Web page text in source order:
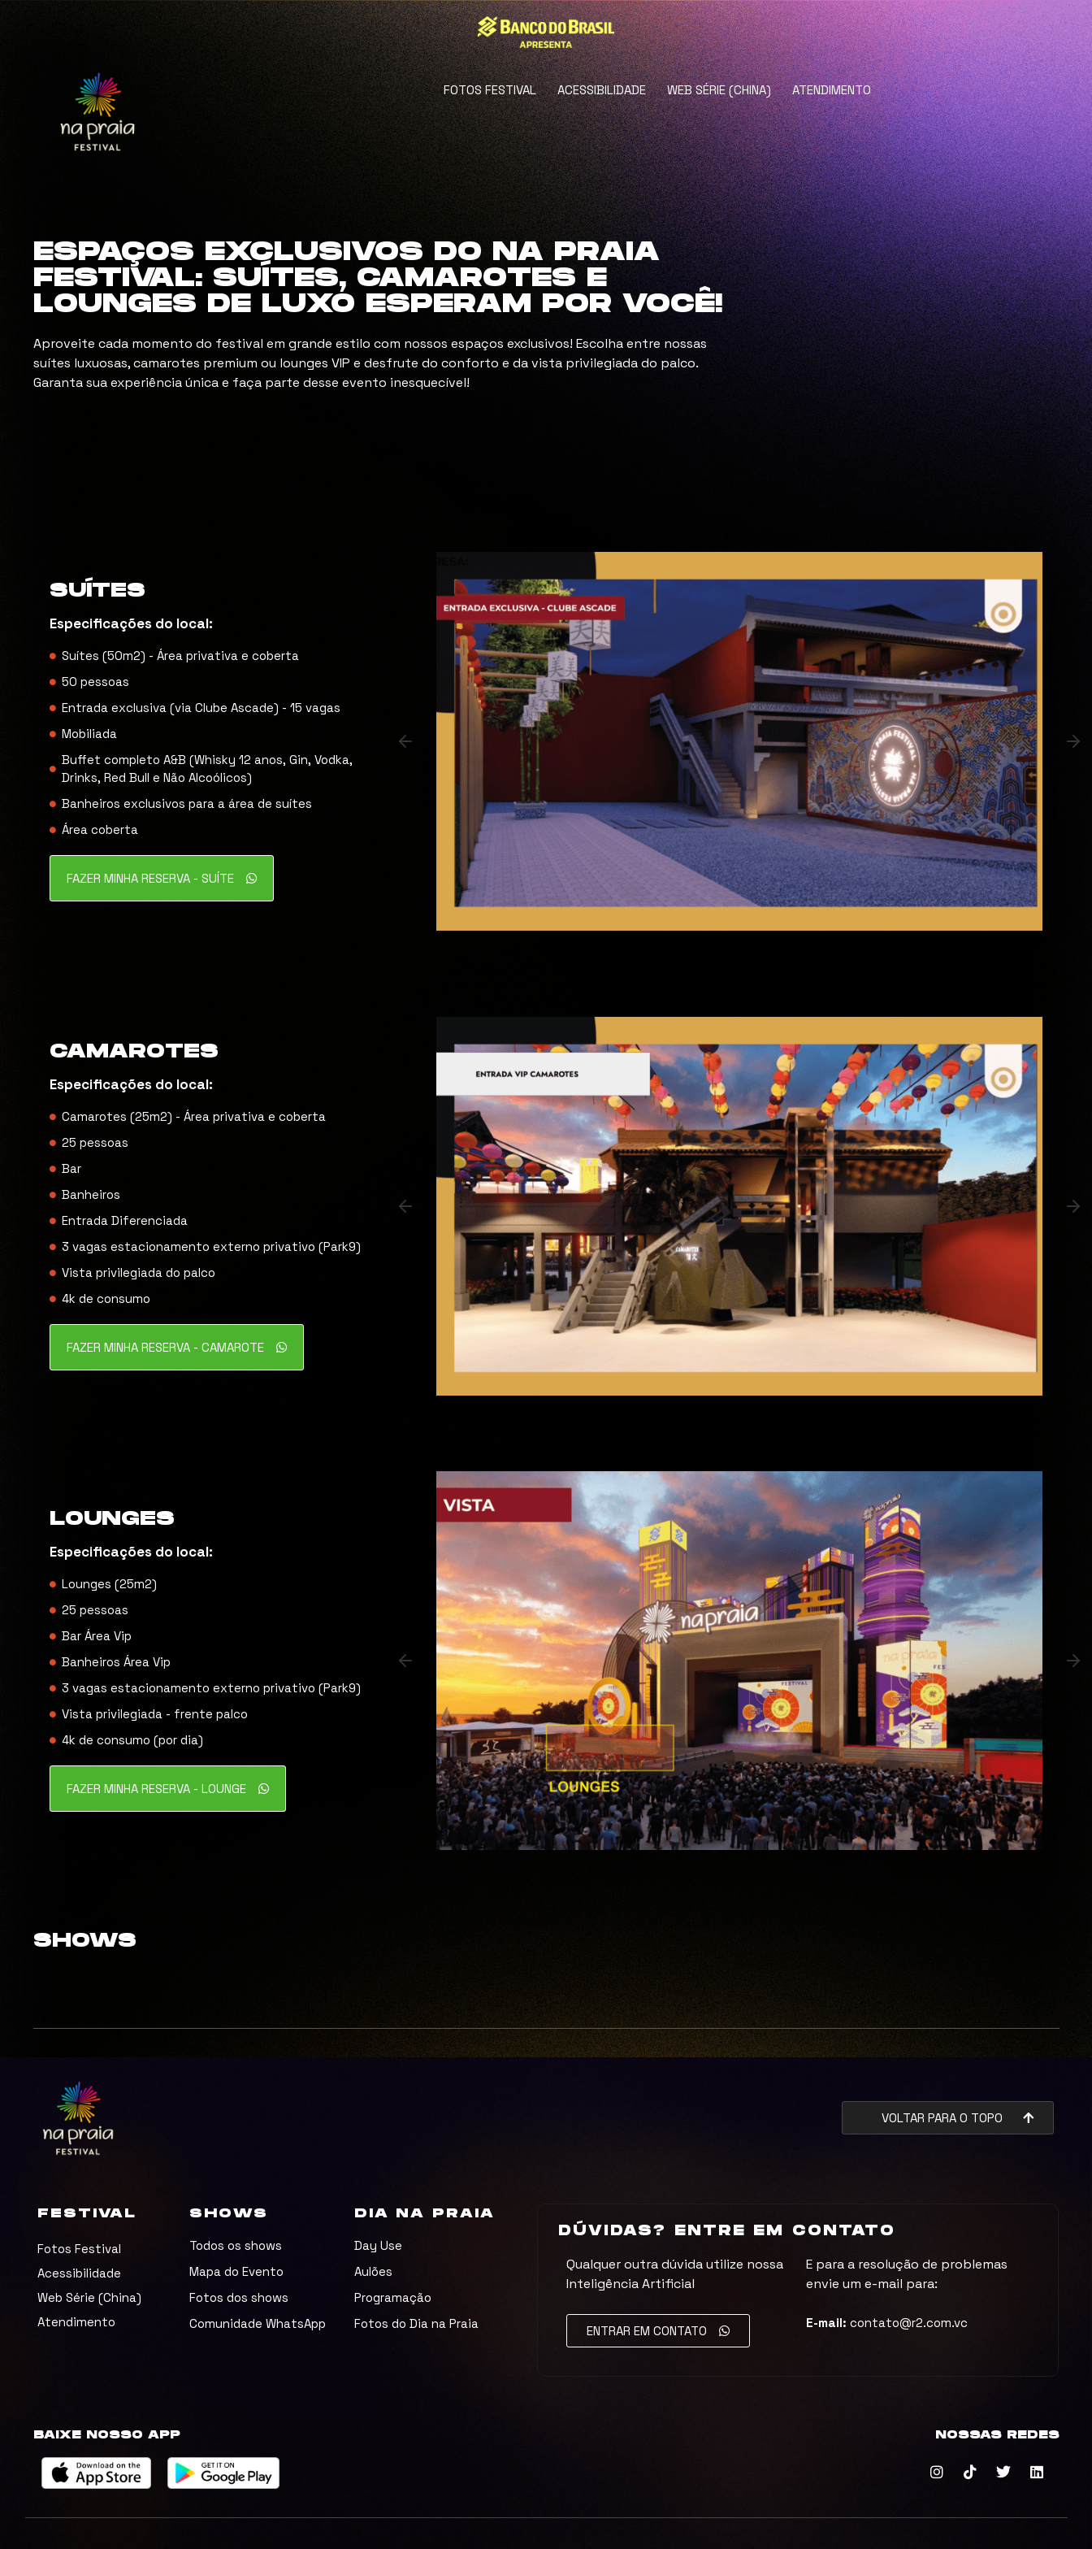
FOTOS FESTIVAL ACESSIBILIDADE WEB SÉRIE (CHINA) ATENDIMENTO
ESPAÇOS EXCLUSIVOS DO NA PRAIA
FESTIVAL: SUÍTES, CAMAROTES E
LOUNGES DE LUXO ESPERAM POR VOCÊ!
Aproveite cada momento do festival em grande estilo com nossos espaços exclusivos! Escolha entre nossas
suítes luxuosas, camarotes premium ou lounges VIP e desfrute do conforto e da vista privilegiada do palco.
Garanta sua experiência única e faça parte desse evento inesquecível!
SUÍTES
Especificações do local:
Suítes (50m2) - Área privativa e coberta
50 pessoas
Entrada exclusiva (via Clube Ascade) - 15 vagas
Mobiliada
Buffet completo A&B (Whisky 12 anos, Gin, Vodka,
Drinks, Red Bull e Não Alcoólicos)
Banheiros exclusivos para a área de suítes
Área coberta
FAZER MINHA RESERVA - SUÍTE
CAMAROTES
Especificações do local:
Camarotes (25m2) - Área privativa e coberta
25 pessoas
Bar
Banheiros
Entrada Diferenciada
3 vagas estacionamento externo privativo (Park9)
Vista privilegiada do palco
4k de consumo
FAZER MINHA RESERVA - CAMAROTE
LOUNGES
Especificações do local:
Lounges (25m2)
25 pessoas
Bar Área Vip
Banheiros Área Vip
3 vagas estacionamento externo privativo (Park9)
Vista privilegiada - frente palco
4k de consumo (por dia)
FAZER MINHA RESERVA - LOUNGE
SHOWS
VOLTAR PARA O TOPO
FESTIVAL
Fotos Festival
Acessibilidade
Web Série (China)
Atendimento
SHOWS
Todos os shows
Mapa do Evento
Fotos dos shows
Comunidade WhatsApp
DIA NA PRAIA
Day Use
Aulões
Programação
Fotos do Dia na Praia
DÚVIDAS? ENTRE EM CONTATO
Qualquer outra dúvida utilize nossa
Inteligência Artificial
ENTRAR EM CONTATO
E para a resolução de problemas
envie um e-mail para:
E-mail: contato@r2.com.vc
BAIXE NOSSO APP NOSSAS REDES